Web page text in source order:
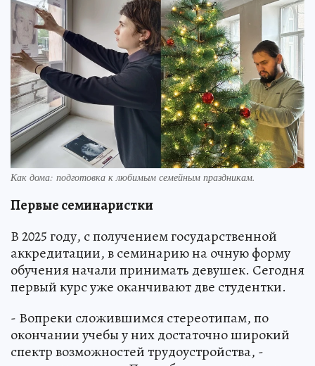
Как дома: подготовка к любимым семейным праздникам.
Первые семинаристки
В 2025 году, с получением государственной
аккредитации, в семинарию на очную форму
обучения начали принимать девушек. Сегодня
первый курс уже оканчивают две студентки.
- Вопреки сложившимся стереотипам, по
окончании учебы у них достаточно широкий
спектр возможностей трудоустройства, -